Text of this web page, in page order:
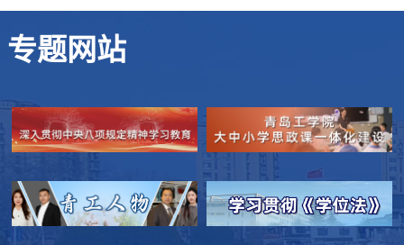
专题网站